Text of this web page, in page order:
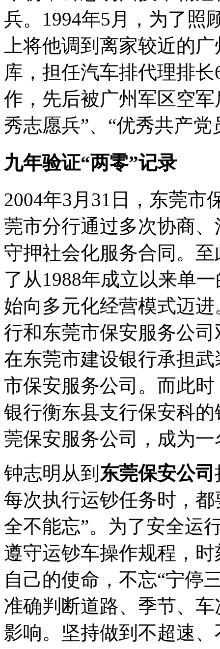
兵。1994年5月，为了照
上将他调到离家较近的
库，担任汽车排代理排
作，先后被广州军区空
秀志愿兵”、“优秀共产
九年验证“两零”记录
2004年3月31日，东莞市
莞市分行通过多次协商
守押社会化服务合同。
了从1988年成立以来单
始向多元化经营模式迈
行和东莞市保安服务公
在东莞市建设银行承担
市保安服务公司。而此
银行衡东县支行保安科
莞保安服务公司，成为
钟志明从到 东莞保安公司
每次执行运钞任务时，
全不能忘”。为了安全运
遵守运钞车操作规程，
自己的使命，不忘“宁停
准确判断道路、季节、
影响。坚持做到不超速